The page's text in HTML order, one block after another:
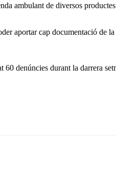
ambulant de diversos
aportar cap documentació de
denúncies durant la darrera